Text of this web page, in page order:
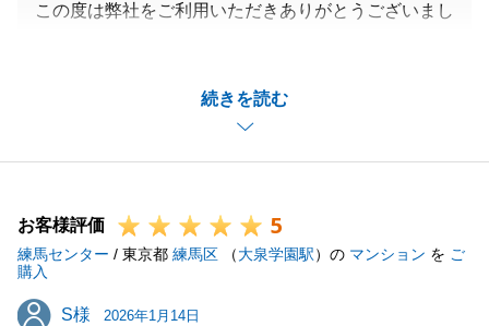
続きを読む
この度は弊社をご利用いただきありがとうございまし
してより細やかなご提案や連絡が出来るように努めて
今後ともどうぞよろしくお願いいたします。
閉じる
お客様評価 5
練馬センター / 東京都 練馬区 （大泉学園駅）の マンション を ご
購入
S様
S様 2026年1月14日